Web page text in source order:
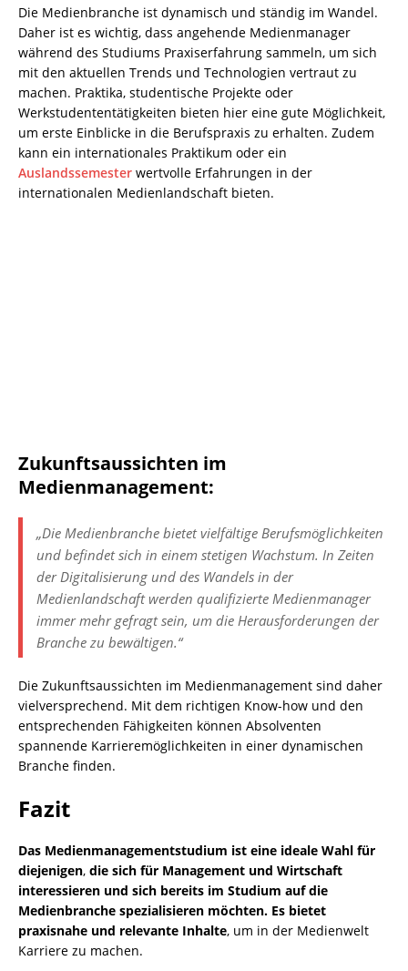
Die Medienbranche ist dynamisch und ständig im Wandel.
Daher ist es wichtig, dass angehende Medienmanager
während des Studiums Praxiserfahrung sammeln, um sich
mit den aktuellen Trends und Technologien vertraut zu
machen. Praktika, studentische Projekte oder
Werkstudententätigkeiten bieten hier eine gute Möglichkeit,
um erste Einblicke in die Berufspraxis zu erhalten. Zudem
kann ein internationales Praktikum oder ein
Auslandssemester wertvolle Erfahrungen in der
internationalen Medienlandschaft bieten.
Zukunftsaussichten im
Medienmanagement:
„Die Medienbranche bietet vielfältige Berufsmöglichkeiten
und befindet sich in einem stetigen Wachstum. In Zeiten
der Digitalisierung und des Wandels in der
Medienlandschaft werden qualifizierte Medienmanager
immer mehr gefragt sein, um die Herausforderungen der
Branche zu bewältigen.“
Die Zukunftsaussichten im Medienmanagement sind daher
vielversprechend. Mit dem richtigen Know-how und den
entsprechenden Fähigkeiten können Absolventen
spannende Karrieremöglichkeiten in einer dynamischen
Branche finden.
Fazit
Das Medienmanagementstudium ist eine ideale Wahl für
diejenigen, die sich für Management und Wirtschaft
interessieren und sich bereits im Studium auf die
Medienbranche spezialisieren möchten. Es bietet
praxisnahe und relevante Inhalte, um in der Medienwelt
Karriere zu machen.